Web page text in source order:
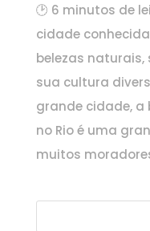
🕑 6 minutos de
cidade
belezas
sua cultura
grande cidade, a
no Rio é uma
muitos